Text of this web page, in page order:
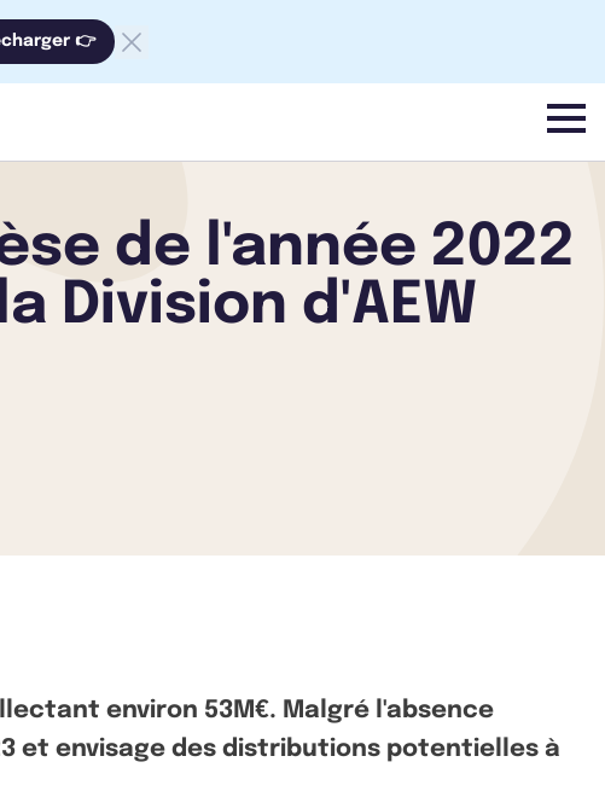
👉
menu
de l'année 2022
Division d'AEW
environ 53M€. Malgré l'absence
et envisage des distributions potentielles à